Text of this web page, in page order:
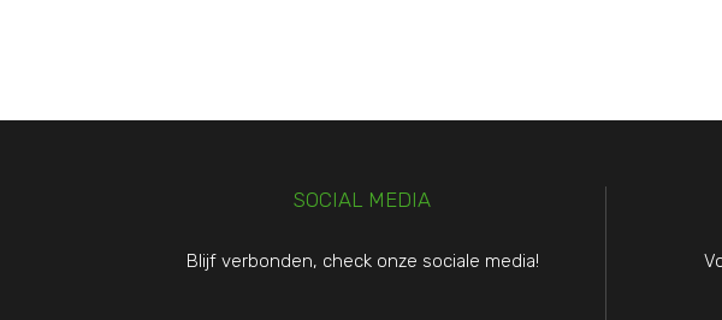
SOCIAL MEDIA
Blijf verbonden, check onze sociale media!